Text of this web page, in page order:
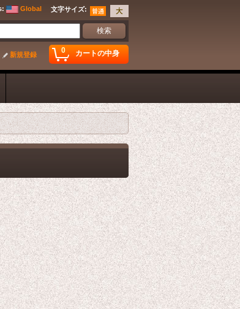
文字サイズ:
: Global
0 カートの中身
新規登録